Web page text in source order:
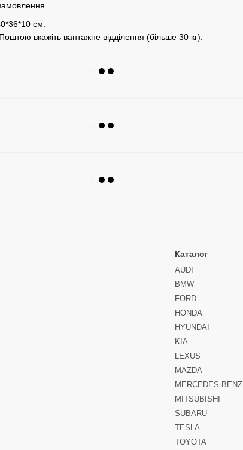
см.
вкажіть вантажне відділення (більше 30 кг).
Каталог
AUDI
BMW
FORD
HONDA
HYUNDAI
KIA
LEXUS
MAZDA
MERCEDES-BENZ
MITSUBISHI
SUBARU
TESLA
TOYOTA